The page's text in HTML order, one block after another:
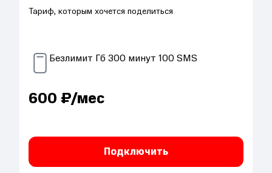
Тариф, которым хочется поделиться
Безлимит Гб 300 минут 100SMS
600 ₽/мес
Подключить